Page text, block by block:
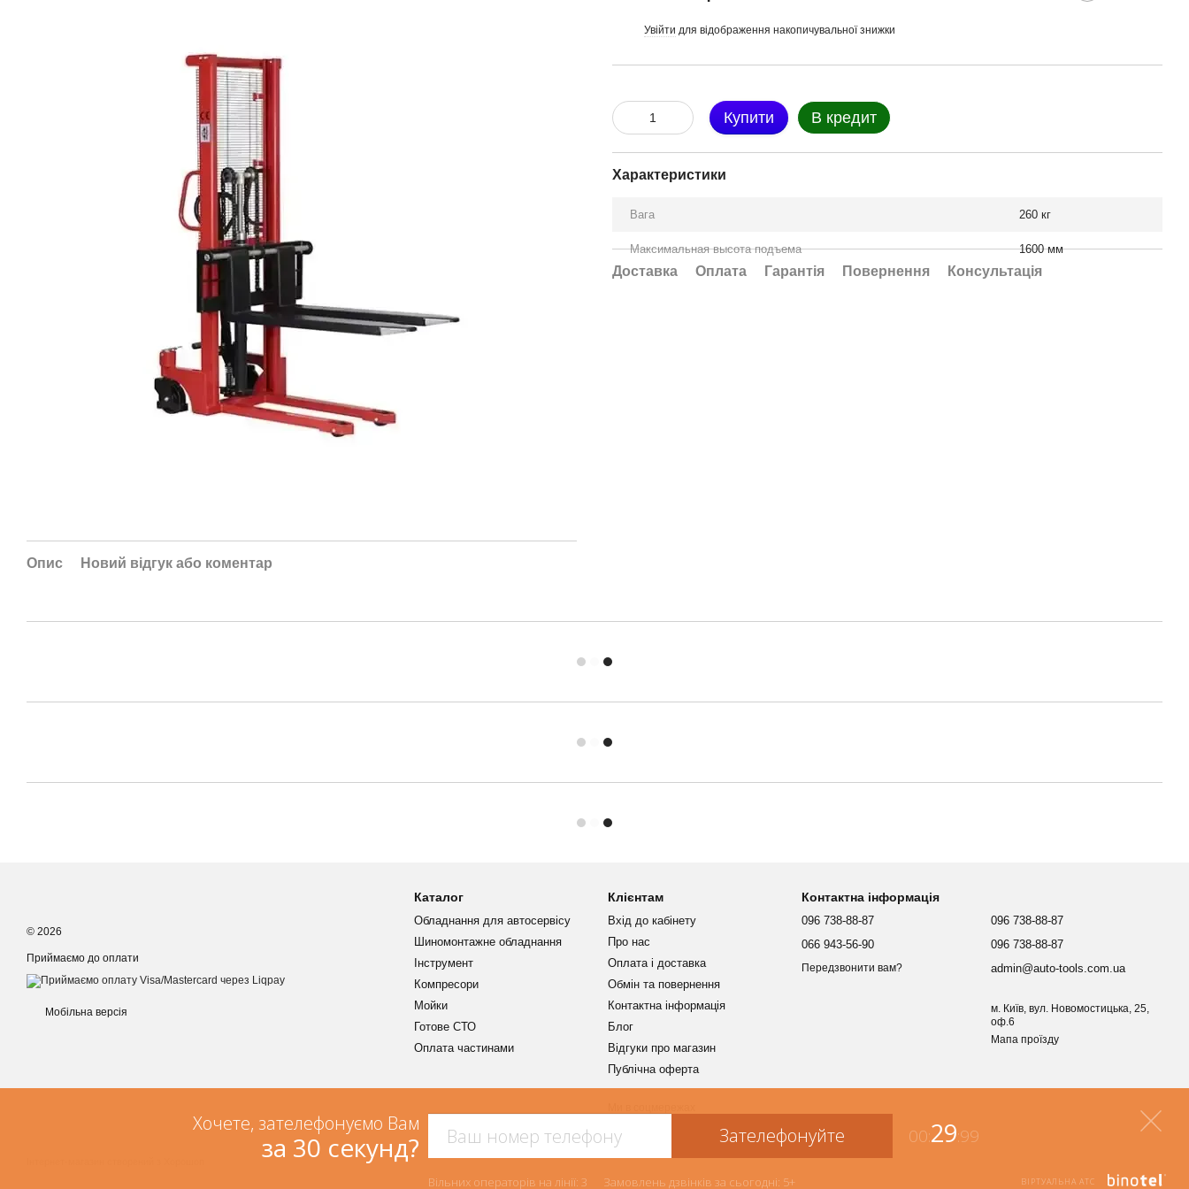
Опис Новий відгук або коментар
Увійти для відображення накопичувальної знижки
Купити В кредит
Характеристики
Вага 260 кг
Максимальная высота подъема 1600 мм
Доставка Оплата Гарантія Повернення Консультація
© 2026
Приймаємо до оплати
Мобільна версія
Каталог
Обладнання для автосервісу
Шиномонтажне обладнання
Інструмент
Компресори
Мойки
Готове СТО
Оплата частинами
Клієнтам
Вхід до кабінету
Про нас
Оплата і доставка
Обмін та повернення
Контактна інформація
Блог
Відгуки про магазин
Публічна оферта
Контактна інформація
096 738-88-87
066 943-56-90
Передзвонити вам?
096 738-88-87
096 738-88-87
admin@auto-tools.com.ua
м. Київ, вул. Новомостицька, 25,
оф.6
Мапа проїзду
Хочете, зателефонуємо Вам
за 30 секунд? Зателефонуйте 00:29:99
Вільних операторів на лінії: 3 Замовлень дзвінків за сьогодні: 5+ ВІРТУАЛЬНА АТС